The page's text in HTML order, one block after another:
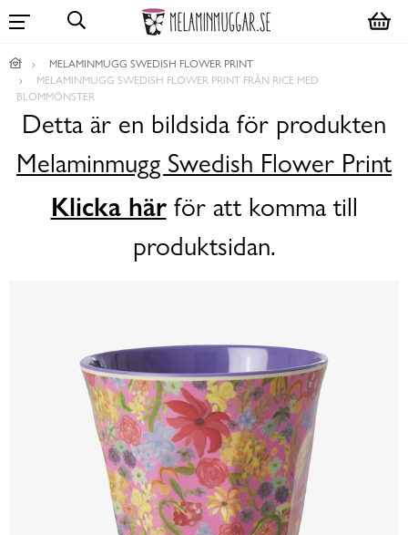
MELAMINMUGG SWEDISH FLOWER PRINT
MELAMINMUGG SWEDISH FLOWER PRINT FRÅN RICE MED
BLOMMÖNSTER
Detta är en bildsida för produkten
Melaminmugg Swedish Flower Print
Klicka härför att komma till
produktsidan.